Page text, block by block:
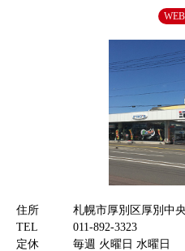
住所
札幌市厚別区厚別中
TEL
011-892-3323
定休
毎週 火曜日 水曜日